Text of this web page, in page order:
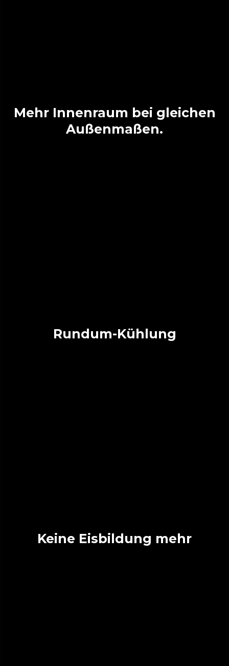
Mehr Innenraum bei gleichen
Außenmaßen.
Rundum-Kühlung
Keine Eisbildung mehr